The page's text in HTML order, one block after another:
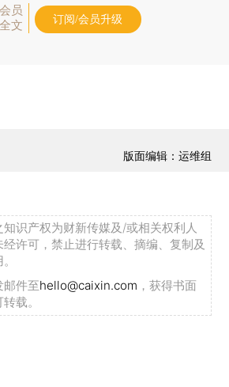
员
文
订阅/会员升级
版面编辑：运维组
识产权为财新传媒及/或相关权利人
许可，禁止进行转载、摘编、复制及
邮件至hello@caixin.com ，获得书面
载。